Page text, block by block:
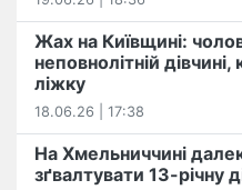
Жах на Київщині:
неповнолітній
ліжку
18.06.26 | 17:38
На Хмельниччині
зґвалтувати 13-річну